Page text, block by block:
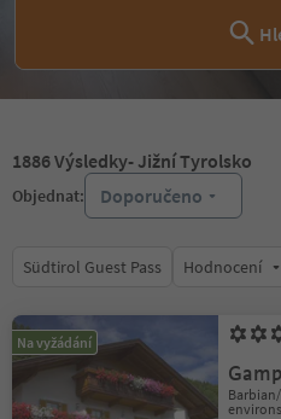
1886Výsledky- Jižní Tyrolsko
Objednat: Doporučeno
Südtirol Guest Pass Hodnocení
Na vyžádání
environs